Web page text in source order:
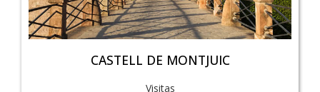
CASTELL DE MONTJUIC
Visitas